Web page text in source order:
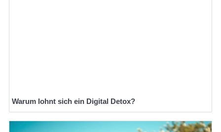
Warum lohnt sich ein Digital Detox?